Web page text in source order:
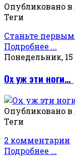
Опубликовано в
Теги
Станьте
Подробнее ...
Понедельник, 15
Ох уж эти ноги…
Опубликовано в
Теги
2 комментарии
Подробнее ...